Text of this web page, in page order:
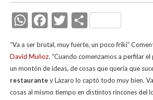
W
at
s
A
F
e
b
o
T
itt
er
C
m
p
ar
“Va a ser brutal, muy fuerte, un poco friki”
David Muñoz. “Cuando comenzamos a perfilar
un montón de ideas, de cosas que quería que
restaurante y Lázaro lo captó todo muy bien.
cosas al mismo tiempo en distintos rincones del